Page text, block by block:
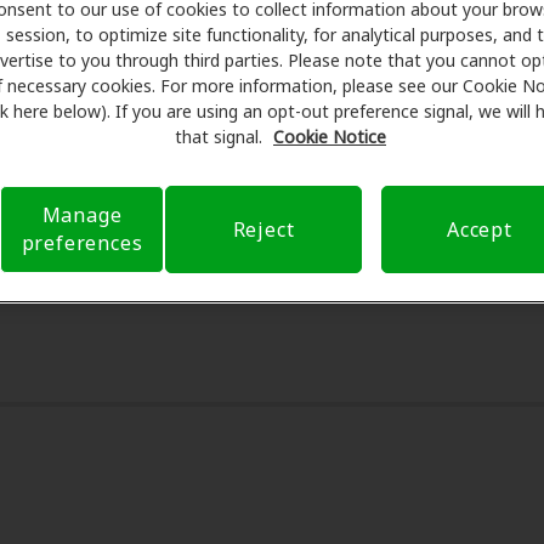
to our use of cookies to collect information about your
session, to optimize site functionality, for analytical purposes, and
to you through third parties. Please note that you cannot
necessary cookies. For more information, please see our Cookie
here below). If you are using an opt-out preference signal, we will
that signal. Cookie Notice
Manage
preferences
Reject Accept
especiales en audífonos y atención auditiva.
exámenes con profesionales licenciados para
de su consulta en Innovative Hearing, Amplifon Hearing
para reducir sus gastos de bolsillo y de presentar
de atención auditiva y liberarlo de
el seguro y con opciones de pago flexibles cuando